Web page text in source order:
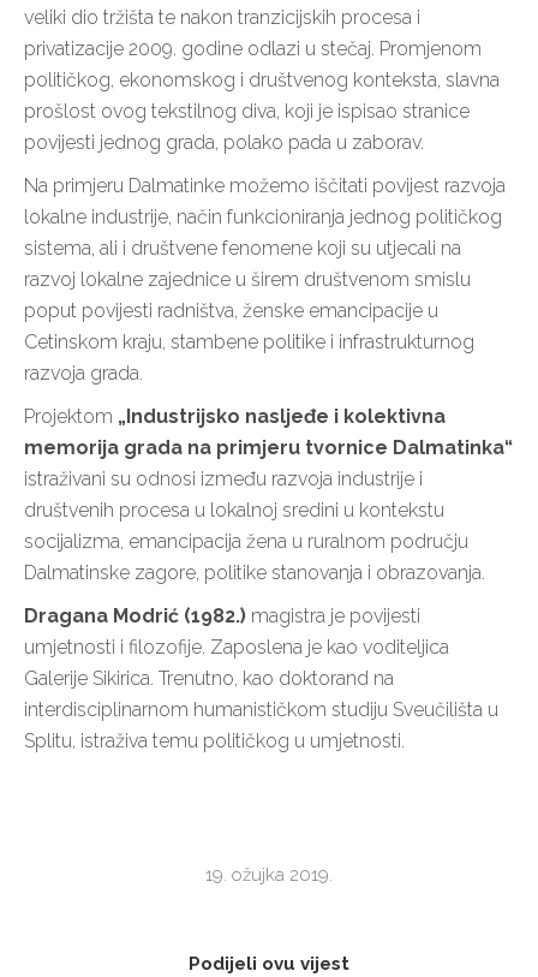
veliki dio tržišta te nakon tranzicijskih procesa i
privatizacije 2009. godine odlazi u stečaj. Promjenom
političkog, ekonomskog i društvenog konteksta, slavna
prošlost ovog tekstilnog diva, koji je ispisao stranice
povijesti jednog grada, polako pada u zaborav.
Na primjeru Dalmatinke možemo iščitati povijest razvoja
lokalne industrije, način funkcioniranja jednog političkog
sistema, ali i društvene fenomene koji su utjecali na
razvoj lokalne zajednice u širem društvenom smislu
poput povijesti radništva, ženske emancipacije u
Cetinskom kraju, stambene politike i infrastrukturnog
razvoja grada.
Projektom „Industrijsko nasljeđe i kolektivna
memorija grada na primjeru tvornice Dalmatinka“
istraživani su odnosi između razvoja industrije i
društvenih procesa u lokalnoj sredini u kontekstu
socijalizma, emancipacija žena u ruralnom području
Dalmatinske zagore, politike stanovanja i obrazovanja.
Dragana Modrić (1982.) magistra je povijesti
umjetnosti i filozofije. Zaposlena je kao voditeljica
Galerije Sikirica. Trenutno, kao doktorand na
interdisciplinarnom humanističkom studiju Sveučilišta u
Splitu, istraživa temu političkog u umjetnosti.
19. ožujka 2019.
Podijeli ovu vijest